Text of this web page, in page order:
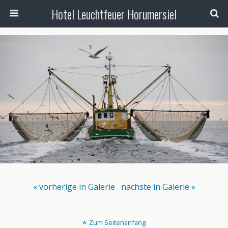
Hotel Leuchtfeuer Horumersiel
« vorherige in Galerie nächste in Galerie »
Zum Seitenanfang